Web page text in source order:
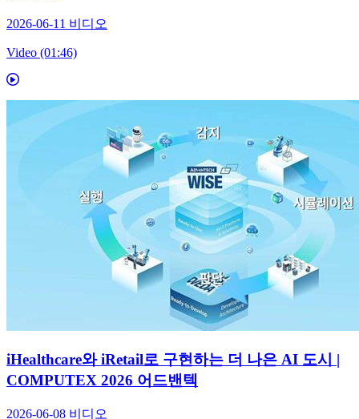
2026-06-11 비디오
Video (01:46)
iHealthcare와 iRetail로 구현하는 더 나은 AI 도시 |
COMPUTEX 2026 어드밴텍
2026-06-08 비디오